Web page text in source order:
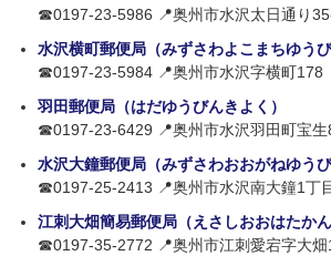
☎0197-23-5986 📍奥州市水沢太日通り
水沢横町郵便局（みずさわよこまちゆうび
☎0197-23-5984 📍奥州市水沢字横町178
羽田郵便局（はだゆうびんきよく）
☎0197-23-6429 📍奥州市水沢羽田町宝生
水沢大鐘郵便局（みずさわおおがねゆうび
☎0197-25-2413 📍奥州市水沢南大鐘1丁
江刺大畑簡易郵便局（えさしおおはたか
☎0197-35-2772 📍奥州市江刺愛宕字大畑